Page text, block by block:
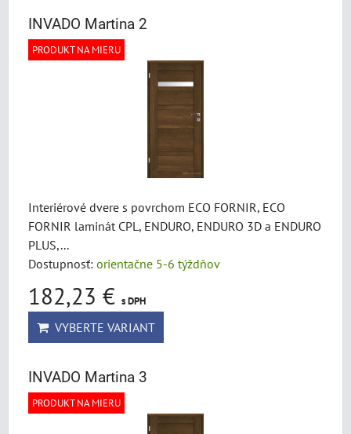
INVADO Martina 2
PRODUKT NA MIERU
Interiérové dvere s povrchom ECO FORNIR, ECO
FORNIR laminát CPL, ENDURO, ENDURO 3D a ENDURO
PLUS,...
Dostupnosť: orientačne 5-6 týždňov
182,23 € s DPH
VYBERTE VARIANT
INVADO Martina 3
PRODUKT NA MIERU